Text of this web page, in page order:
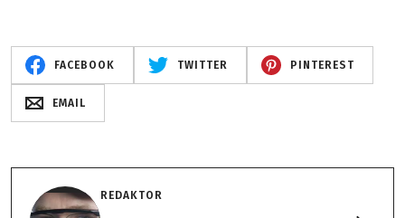
FACEBOOK TWITTER PINTEREST
EMAIL
REDAKTOR